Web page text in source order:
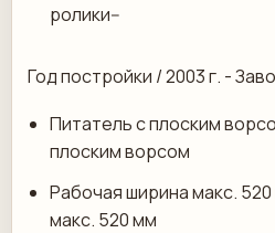
ролики--
Год постройки / 2003 г. -
Питатель с плоским
плоским ворсом
Рабочая ширина макс.
макс. 520 мм